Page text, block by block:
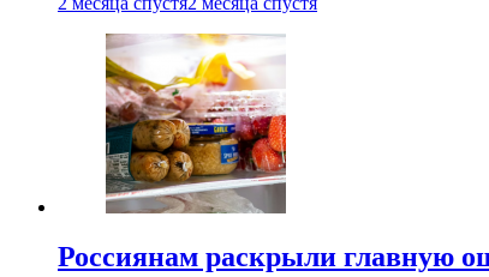
Россиянам раскрыли главную